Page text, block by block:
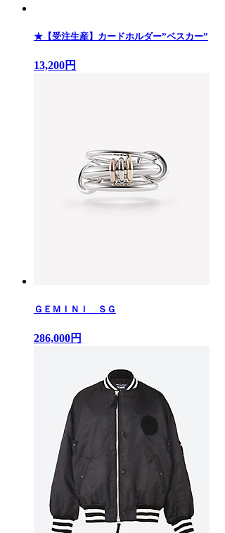
★【受注生産】カードホルダー”ベスカー”
13,200円
ＧＥＭＩＮＩ ＳＧ
286,000円